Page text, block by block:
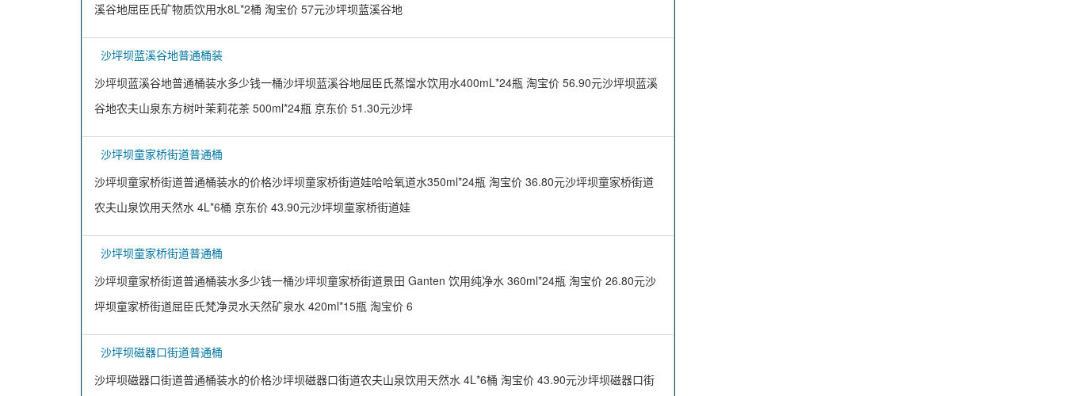
溪谷地屈臣氏矿物质饮用水8L*2桶 淘宝价 57元沙坪坝蓝溪谷地
沙坪坝蓝溪谷地普通桶装
沙坪坝蓝溪谷地普通桶装水多少钱一桶沙坪坝蓝溪谷地屈臣氏蒸馏水饮用水400mL*24瓶 淘宝价 56.90元沙坪坝蓝溪
谷地农夫山泉东方树叶茉莉花茶 500ml*24瓶 京东价 51.30元沙坪
沙坪坝童家桥街道普通桶
沙坪坝童家桥街道普通桶装水的价格沙坪坝童家桥街道娃哈哈氧道水350ml*24瓶 淘宝价 36.80元沙坪坝童家桥街道
农夫山泉饮用天然水 4L*6桶 京东价 43.90元沙坪坝童家桥街道娃
沙坪坝童家桥街道普通桶
沙坪坝童家桥街道普通桶装水多少钱一桶沙坪坝童家桥街道景田 Ganten 饮用纯净水 360ml*24瓶 淘宝价 26.80元沙
坪坝童家桥街道屈臣氏梵净灵水天然矿泉水 420ml*15瓶 淘宝价 6
沙坪坝磁器口街道普通桶
沙坪坝磁器口街道普通桶装水的价格沙坪坝磁器口街道农夫山泉饮用天然水 4L*6桶 淘宝价 43.90元沙坪坝磁器口街